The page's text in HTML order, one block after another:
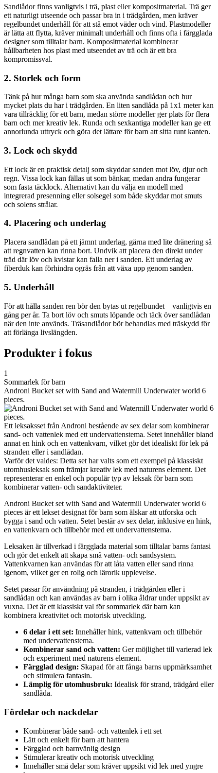
Sandlådor finns vanligtvis i trä, plast eller kompositmaterial. Trä ger
ett naturligt utseende och passar bra in i trädgården, men kräver
regelbundet underhåll för att stå emot väder och vind. Plastmodeller
är lätta att flytta, kräver minimalt underhåll och finns ofta i färgglada
designer som tilltalar barn. Kompositmaterial kombinerar
hållbarheten hos plast med utseendet av trä och är ett bra
kompromissval.
2. Storlek och form
Tänk på hur många barn som ska använda sandlådan och hur
mycket plats du har i trädgården. En liten sandlåda på 1x1 meter kan
vara tillräcklig för ett barn, medan större modeller ger plats för flera
barn och mer kreativ lek. Runda och sexkantiga modeller kan ge ett
annorlunda uttryck och göra det lättare för barn att sitta runt kanten.
3. Lock och skydd
Ett lock är en praktisk detalj som skyddar sanden mot löv, djur och
regn. Vissa lock kan fällas ut som bänkar, medan andra fungerar
som fasta täcklock. Alternativt kan du välja en modell med
integrerad presenning eller solsegel som både skyddar mot smuts
och solens strålar.
4. Placering och underlag
Placera sandlådan på ett jämnt underlag, gärna med lite dränering så
att regnvatten kan rinna bort. Undvik att placera den direkt under
träd där löv och kvistar kan falla ner i sanden. Ett underlag av
fiberduk kan förhindra ogräs från att växa upp genom sanden.
5. Underhåll
För att hålla sanden ren bör den bytas ut regelbundet – vanligtvis en
gång per år. Ta bort löv och smuts löpande och täck över sandlådan
när den inte används. Träsandlådor bör behandlas med träskydd för
att förlänga livslängden.
Produkter i fokus
1
Sommarlek för barn
Androni Bucket set with Sand and Watermill Underwater world 6
pieces.
Ett leksaksset från Androni bestående av sex delar som kombinerar
sand- och vattenlek med ett undervattenstema. Setet innehåller bland
annat en hink och en vattenkvarn, vilket gör det idealiskt för lek på
stranden eller i sandlådan.
Varför det valdes: Detta set har valts som ett exempel på klassiskt
utomhusleksak som främjar kreativ lek med naturens element. Det
representerar en enkel och populär typ av leksak för barn som
kombinerar vatten- och sandaktiviteter.
Androni Bucket set with Sand and Watermill Underwater world 6
pieces är ett lekset designat för barn som älskar att utforska och
bygga i sand och vatten. Setet består av sex delar, inklusive en hink,
en vattenkvarn och tillbehör med ett undervattenstema.
Leksaken är tillverkad i färgglada material som tilltalar barns fantasi
och gör det enkelt att skapa små vatten- och sandsystem.
Vattenkvarnen kan användas för att låta vatten eller sand rinna
igenom, vilket ger en rolig och lärorik upplevelse.
Setet passar för användning på stranden, i trädgården eller i
sandlådan och kan användas av barn i olika åldrar under uppsikt av
vuxna. Det är ett klassiskt val för sommarlek där barn kan
kombinera kreativitet och motorisk utveckling.
6 delar i ett set: Innehåller hink, vattenkvarn och tillbehör
med undervattenstema.
Kombinerar sand och vatten: Ger möjlighet till varierad lek
och experiment med naturens element.
Färgglad design: Skapad för att fånga barns uppmärksamhet
och stimulera fantasin.
Lämplig för utomhusbruk: Idealisk för strand, trädgård eller
sandlåda.
Fördelar och nackdelar
Kombinerar både sand- och vattenlek i ett set
Lätt och enkelt för barn att hantera
Färgglad och barnvänlig design
Stimulerar kreativ och motorisk utveckling
Innehåller små delar som kräver uppsikt vid lek med yngre